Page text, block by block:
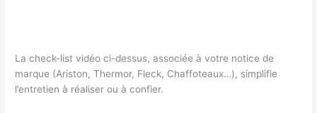
La check-list vidéo ci-dessus, associée à votre notice de
marque (Ariston, Thermor, Fleck, Chaffoteaux…), simplifie
l’entretien à réaliser ou à confier.